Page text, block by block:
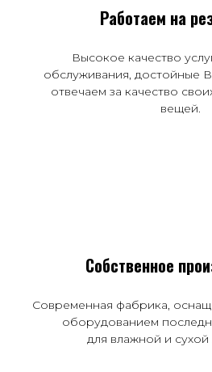
Работаем на
Высокое качество
обслуживания, достойные
отвечаем за качество
вещей.
Собственное
Современная фабрика,
оборудованием
для влажной и сухой